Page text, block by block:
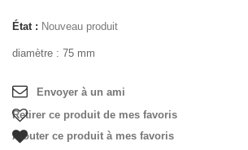
État : Nouveau produit
diamètre : 75 mm
Envoyer à un ami
Retirer ce produit de mes favoris
Ajouter ce produit à mes favoris